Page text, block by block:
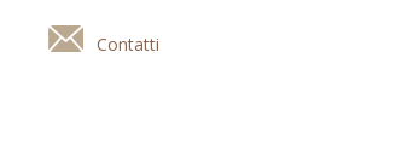
Contatti